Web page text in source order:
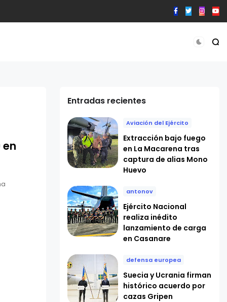
Entradas recientes
Aviación del Ejército
Extracción bajo fuego
en La Macarena tras
captura de alias Mono
Huevo
antonov
Ejército Nacional
realiza inédito
lanzamiento de carga
en Casanare
defensa europea
Suecia y Ucrania firman
histórico acuerdo por
cazas Gripen